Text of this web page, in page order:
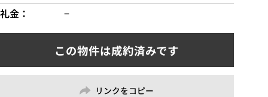
礼金
−
リンクをコピー